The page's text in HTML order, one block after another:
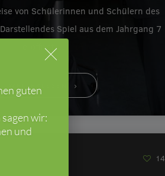
guten
wir:
und
von Schülerinnen und Schülern des
Spiel aus dem Jahrgang 7
eröffnet.…
WEITERLESEN
14